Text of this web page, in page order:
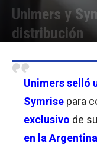
Unimers y
distribución
Unimers selló
Symrise para
exclusivo de
en la Argentina